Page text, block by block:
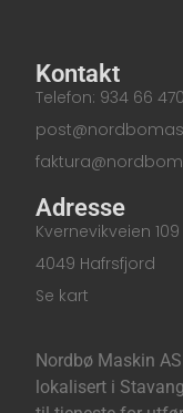
Kontakt
Telefon: 934 66 470
Adresse
Kvernevikveien 109
4049 Hafrsfjord
Se kart
Nordbø Maskin
lokalisert i